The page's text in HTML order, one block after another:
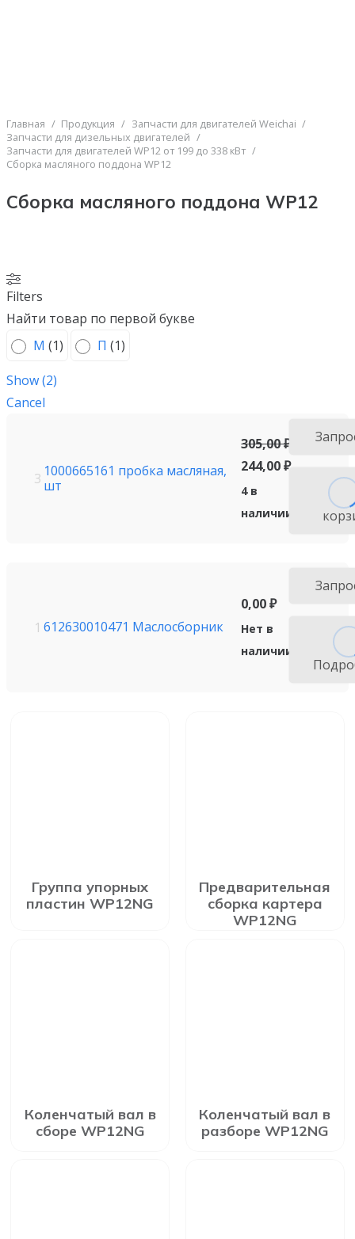
Главная / Продукция / Запчасти для двигателей Weichai /
Запчасти для дизельных двигателей /
Запчасти для двигателей WP12 от 199 до 338 кВт /
Сборка масляного поддона WP12
Группа упорных
пластин WP12NG
Предварительная
сборка картера
WP12NG
Коленчатый вал в
сборе WP12NG
Коленчатый вал в
разборе WP12NG
Сборка масляного поддона WP12
Filters
Найти товар по первой букве
М (1) П (1)
Show(2)
Cancel
3 1000665161 пробка масляная,
шт
305,00₽
244,00₽
4 в
наличии
1 612630010471 Маслосборник
0,00₽
Нет в
наличии